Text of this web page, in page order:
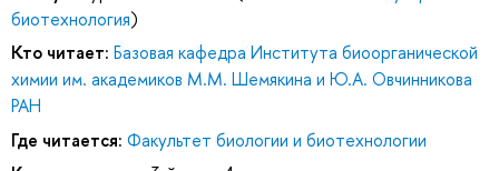
биотехнология)
Кто читает: Базовая кафедра Института биоорганической
химии им. академиков М.М. Шемякина и Ю.А. Овчинникова
РАН
Где читается: Факультет биологии и биотехнологии